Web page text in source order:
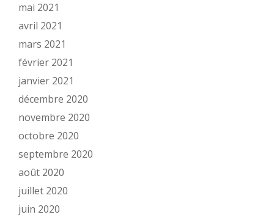
mai 2021
avril 2021
mars 2021
février 2021
janvier 2021
décembre 2020
novembre 2020
octobre 2020
septembre 2020
août 2020
juillet 2020
juin 2020